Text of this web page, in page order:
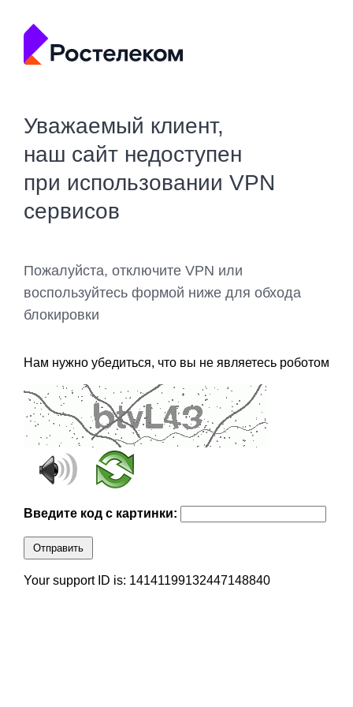
Уважаемый клиент,
наш сайт недоступен
при использовании VPN
сервисов
Пожалуйста, отключите VPN или
воспользуйтесь формой ниже для обхода
блокировки
Нам нужно убедиться, что вы не являетесь роботом
Введите код с картинки:
Отправить
Your support ID is: 14141199132447148840